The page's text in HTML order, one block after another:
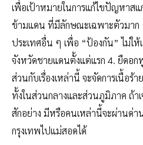
เพื่อเป้าหมายในการแก้ไขปัญหาส
ข้ามแดน ที่มีลักษณะเฉพาะตัวมาก
ประเทศอื่น ๆ เพื่อ “ป้องกัน” ไม่ใ
จังหวัดชายแดนตั้งแต่แรก 4. ยืดอ
ส่วนกับเรื่องเหล่านี้ จะจัดการเนื้อร้
ทั้งในส่วนกลางและส่วนภูมิภาค ถ้า
สักอย่าง มีหรือคนเหล่านี้จะผ่านด่
กรุงเทพไปแม่สอดได้